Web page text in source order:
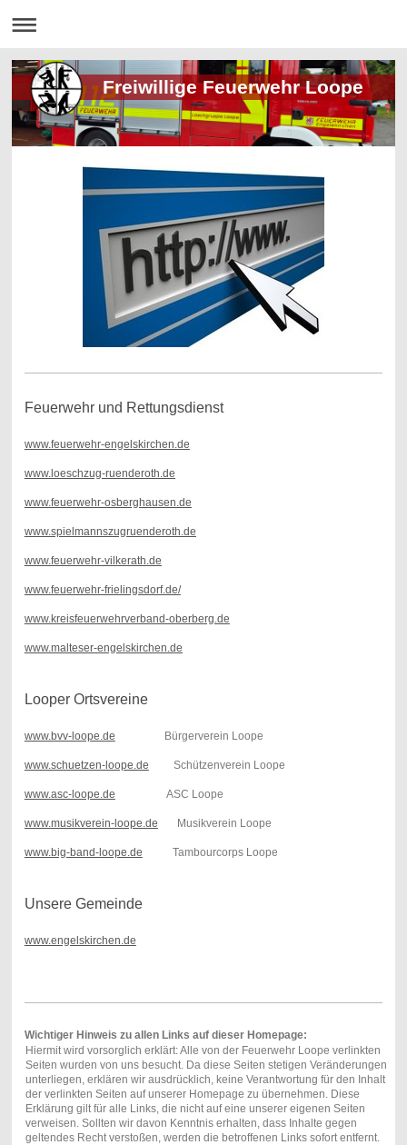
Freiwillige Feuerwehr Loope
Feuerwehr und Rettungsdienst
www.feuerwehr-engelskirchen.de
www.loeschzug-ruenderoth.de
www.feuerwehr-osberghausen.de
www.spielmannszugruenderoth.de
www.feuerwehr-vilkerath.de
www.feuerwehr-frielingsdorf.de/
www.kreisfeuerwehrverband-oberberg.de
www.malteser-engelskirchen.de
Looper Ortsvereine
www.bvv-loope.de Bürgerverein Loope
www.schuetzen-loope.de Schützenverein Loope
www.asc-loope.de ASC Loope
www.musikverein-loope.de Musikverein Loope
www.big-band-loope.de Tambourcorps Loope
Unsere Gemeinde
www.engelskirchen.de
Wichtiger Hinweis zu allen Links auf dieser Homepage:
Hiermit wird vorsorglich erklärt: Alle von der Feuerwehr Loope verlinkten
Seiten wurden von uns besucht. Da diese Seiten stetigen Veränderungen
unterliegen, erklären wir ausdrücklich, keine Verantwortung für den Inhalt
der verlinkten Seiten auf unserer Homepage zu übernehmen. Diese
Erklärung gilt für alle Links, die nicht auf eine unserer eigenen Seiten
verweisen. Sollten wir davon Kenntnis erhalten, dass Inhalte gegen
geltendes Recht verstoßen, werden die betroffenen Links sofort entfernt.